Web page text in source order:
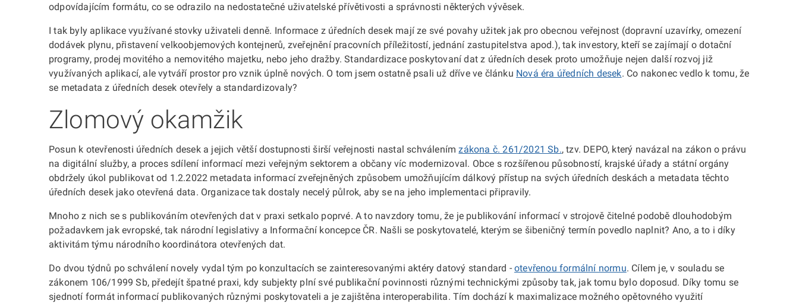
odpovídajícím formátu, co se odrazilo na nedostatečné uživatelské přívětivosti a správnosti některých vývěsek.
I tak byly aplikace využívané stovky uživateli denně. Informace z úředních desek mají ze své povahy užitek jak pro obecnou veřejnost (dopravní uzavírky, omezení
dodávek plynu, přistavení velkoobjemových kontejnerů, zveřejnění pracovních příležitostí, jednání zastupitelstva apod.), tak investory, kteří se zajímají o dotační
programy, prodej movitého a nemovitého majetku, nebo jeho dražby. Standardizace poskytovaní dat z úředních desek proto umožňuje nejen další rozvoj již
využívaných aplikací, ale vytváří prostor pro vznik úplně nových. O tom jsem ostatně psali už dříve ve článku Nová éra úředních desek. Co nakonec vedlo k tomu, že
se metadata z úředních desek otevřely a standardizovaly?
Zlomový okamžik
Posun k otevřenosti úředních desek a jejich větší dostupnosti širší veřejnosti nastal schválenímzákona č. 261/2021 Sb., tzv. DEPO, který navázal na zákon o právu
na digitální služby, a proces sdílení informací mezi veřejným sektorem a občany víc modernizoval. Obce s rozšířenou působností, krajské úřady a státní orgány
obdržely úkol publikovat od 1.2.2022 metadata informací zveřejněných způsobem umožňujícím dálkový přístup na svých úředních deskách a metadata těchto
úředních desek jako otevřená data. Organizace tak dostaly necelý půlrok, aby se na jeho implementaci připravily.
Mnoho z nich se s publikováním otevřených dat v praxi setkalo poprvé. A to navzdory tomu, že je publikování informací v strojově čitelné podobě dlouhodobým
požadavkem jak evropské, tak národní legislativy a Informační koncepce ČR. Našli se poskytovatelé, kterým se šibeničný termín povedlo naplnit? Ano, a to i díky
aktivitám týmu národního koordinátora otevřených dat.
Do dvou týdnů po schválení novely vydal tým po konzultacích se zainteresovanými aktéry datový standard -otevřenou formální normu. Cílem je, v souladu se
zákonem 106/1999 Sb, předejít špatné praxi, kdy subjekty plní své publikační povinnosti různými technickými způsoby tak, jak tomu bylo doposud. Díky tomu se
sjednotí formát informací publikovaných různými poskytovateli a je zajištěna interoperabilita. Tím dochází k maximalizace možného opětovného využití